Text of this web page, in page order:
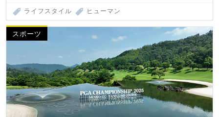
ライフスタイル ヒューマン
スポーツ